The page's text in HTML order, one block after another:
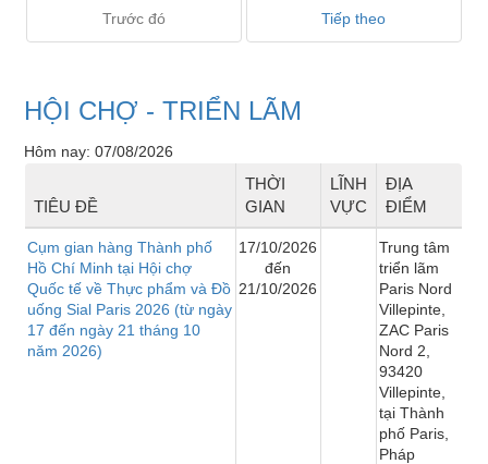
Trước đó Tiếp theo
HỘI CHỢ - TRIỂN LÃM
Hôm nay: 07/08/2026
TIÊU ĐỀ
THỜI
GIAN
LĨNH
VỰC
ĐỊA
ĐIỂM
Cụm gian hàng Thành phố
Hồ Chí Minh tại Hội chợ
Quốc tế về Thực phẩm và Đồ
uống Sial Paris 2026 (từ ngày
17 đến ngày 21 tháng 10
năm 2026)
17/10/2026
đến
21/10/2026
Trung tâm
triển lãm
Paris Nord
Villepinte,
ZAC Paris
Nord 2,
93420
Villepinte,
tại Thành
phố Paris,
Pháp